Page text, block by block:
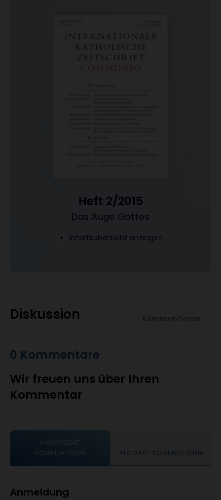
Heft 2/2015
:
Das Auge Gottes
Inhaltsübersicht anzeigen
Diskussion Kommentieren
0 Kommentare
Wir freuen uns über Ihren
Kommentar
ANGEMELDET
KOMMENTIEREN
ALS GAST KOMMENTIEREN
Anmeldung